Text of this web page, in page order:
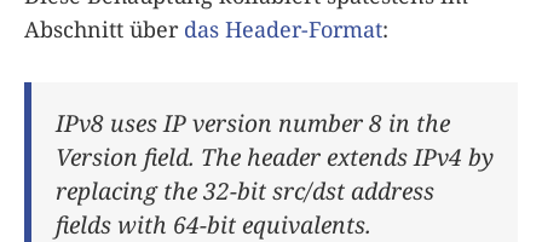
Abschnitt über das Header-Format:
IPv8 uses IP version number 8 in the
Version field. The header extends IPv4 by
replacing the 32-bit src/dst address
fields with 64-bit equivalents.